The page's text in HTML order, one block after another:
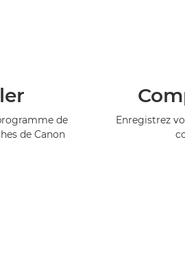
de
de Canon
Enregistrez